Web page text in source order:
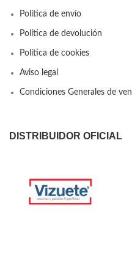
Política de envío
Política de devolución
Política de cookies
Aviso legal
Condiciones Generales de
DISTRIBUIDOR OFICIAL